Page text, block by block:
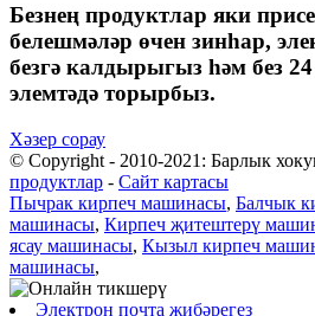
Безнең продуктлар яки
белешмәләр өчен зинһар,
безгә калдырыгыз һәм без 24
элемтәдә торырбыз.
Хәзер сорау
© Copyright - 2010-2021: Барлык
продуктлар - Сайт картасы
Пычрак кирпеч машинасы, Балчык
машинасы, Кирпеч җитештерү
ясау машинасы, Кызыл кирпеч
машинасы,
Электрон почта җибәрегез